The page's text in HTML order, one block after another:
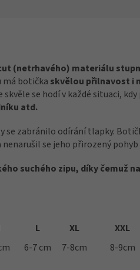
(netrhavého) materiálu
má botička skvělou přilnavost i
se hodí v každé situaci,
atd.
se zabránilo odírání tlapky.
se jeho přirozený pohyb
suchého zipu, díky čemuž
L XL
XXL
6-7 cm 7-8cm 8-9cm